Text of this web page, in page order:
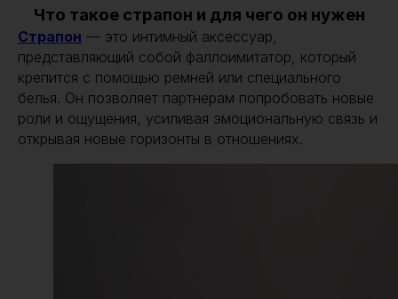
Что такое страпон и для чего он нужен
Страпон — это интимный аксессуар,
представляющий собой фаллоимитатор, который
крепится с помощью ремней или специального
белья. Он позволяет партнерам попробовать новые
роли и ощущения, усиливая эмоциональную связь и
открывая новые горизонты в отношениях.